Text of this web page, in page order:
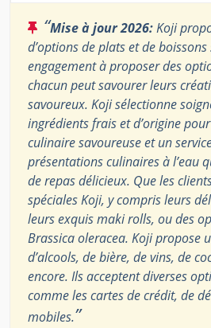
“Mise à jour 2026:Koji
d’options de plats et de
engagement à proposer des
chacun peut savourer leurs
savoureux. Koji sélectionne
ingrédients frais et d’origine
culinaire savoureuse et un
présentations culinaires à l’eau
de repas délicieux. Que les
spéciales Koji, y compris leurs
leurs exquis maki rolls, ou des
Brassica oleracea. Koji propose
d’alcools, de bière, de vins, de
encore. Ils acceptent diverses
comme les cartes de crédit, de
mobiles.”